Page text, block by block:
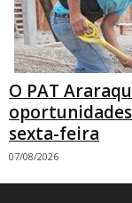
O PAT
sexta-feira
07/08/2026